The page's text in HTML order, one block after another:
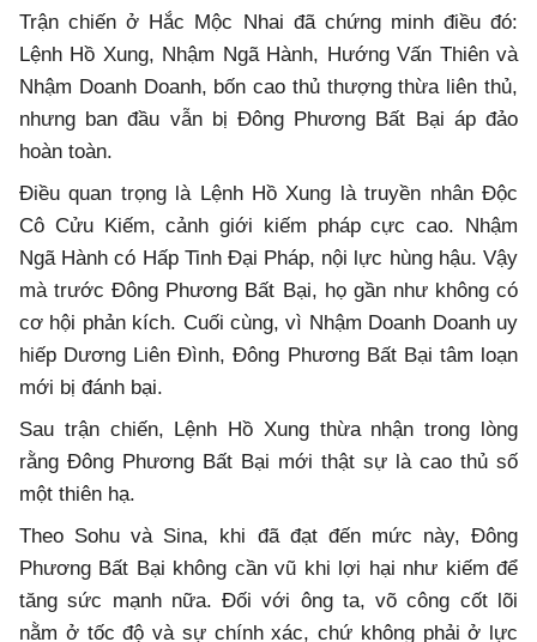
Trận chiến ở Hắc Mộc Nhai đã chứng minh điều đó:
Lệnh Hồ Xung, Nhậm Ngã Hành, Hướng Vấn Thiên và
Nhậm Doanh Doanh, bốn cao thủ thượng thừa liên thủ,
nhưng ban đầu vẫn bị Đông Phương Bất Bại áp đảo
hoàn toàn.
Điều quan trọng là Lệnh Hồ Xung là truyền nhân Độc
Cô Cửu Kiếm, cảnh giới kiếm pháp cực cao. Nhậm
Ngã Hành có Hấp Tinh Đại Pháp, nội lực hùng hậu. Vậy
mà trước Đông Phương Bất Bại, họ gần như không có
cơ hội phản kích. Cuối cùng, vì Nhậm Doanh Doanh uy
hiếp Dương Liên Đình, Đông Phương Bất Bại tâm loạn
mới bị đánh bại.
Sau trận chiến, Lệnh Hồ Xung thừa nhận trong lòng
rằng Đông Phương Bất Bại mới thật sự là cao thủ số
một thiên hạ.
Theo Sohu và Sina, khi đã đạt đến mức này, Đông
Phương Bất Bại không cần vũ khi lợi hại như kiếm để
tăng sức mạnh nữa. Đối với ông ta, võ công cốt lõi
nằm ở tốc độ và sự chính xác, chứ không phải ở lực